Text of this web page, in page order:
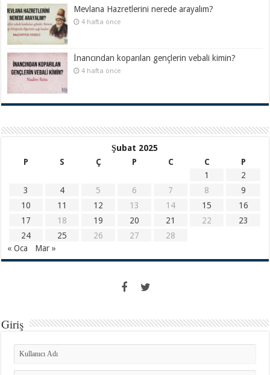
Mevlana Hazretlerini nerede arayalım?
4 hafta önce
İnancından koparılan gençlerin vebali kimin?
4 hafta önce
Şubat 2025
P
S Ç P C C
P
1
2
3
4 5 6 7 8
9
10
11 12 13 14 15
16
17
18 19 20 21 22
23
24
25 26 27
28
« Oca
Mar »
Giriş